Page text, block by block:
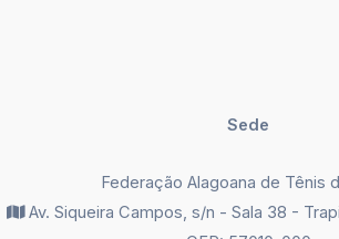
Sede
Federação Alagoana de Tênis
Av. Siqueira Campos, s/n - Sala 38 -